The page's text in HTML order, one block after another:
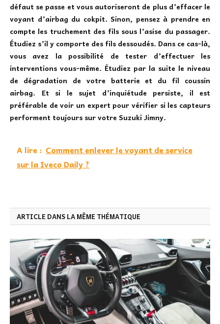
défaut se passe et vous autoriseront de plus d’effacer le
voyant d’airbag du cokpit. Sinon, pensez à prendre en
compte les truchement des fils sous l’asise du passager.
Étudiez s’il y comporte des fils dessoudés. Dans ce cas-là,
vous avez la possibilité de tester d’effectuer les
interventions vous-même. Étudiez par la suite le niveau
de dégradation de votre batterie et du fil coussin
airbag. Et si le sujet d’inquiétude persiste, il est
préférable de voir un expert pour vérifier si les capteurs
performent toujours sur votre Suzuki Jimny.
A lire : Comment enlever le voyant de service
sur la Iveco Daily ?
ARTICLE DANS LA MÊME THÉMATIQUE